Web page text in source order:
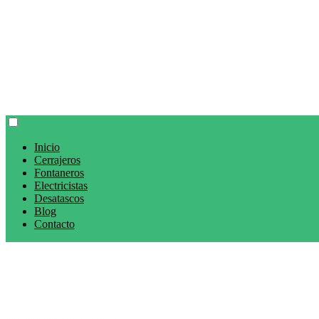
Inicio
Cerrajeros
Fontaneros
Electricistas
Desatascos
Blog
Contacto